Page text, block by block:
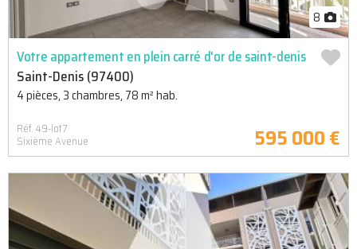
8
Votre appartement en plein carré d'or de saint-denis
Saint-Denis (97400)
4 pièces, 3 chambres, 78 m² hab.
Réf. 49-lot7
Sixième Avenue 595 000 €